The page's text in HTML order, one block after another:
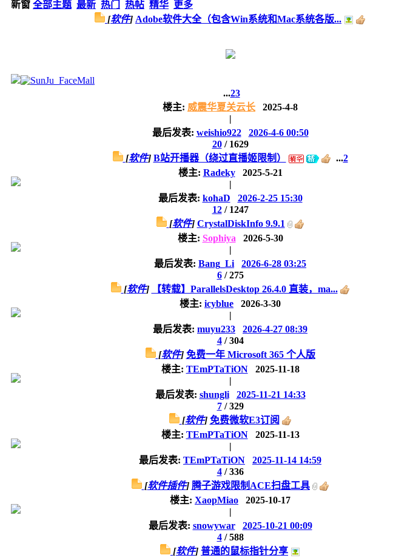
新窗 全部主题 最新 热门 热帖 精华 更多
[软件] Adobe软件大全（包含Win系统和Mac系统各版...
...23
楼主: 威震华夏关云长
2025-4-8
|
最后发表: weishio922
2026-4-6 00:50
20/ 1629
[软件] B站开播器（绕过直播姬限制） ...2
楼主: Radeky
2025-5-21
|
最后发表: kohaD
2026-2-25 15:30
12/ 1247
[软件] CrystalDiskInfo 9.9.1
楼主: Sophiya
2026-5-30
|
最后发表: Bang_Li
2026-6-28 03:25
6/275
[软件]
【转载】ParallelsDesktop 26.4.0 直装，ma...
楼主: icyblue
2026-3-30
|
最后发表: muyu233
2026-4-27 08:39
4/304
[软件] 免费一年 Microsoft 365 个人版
楼主: TEmPTaTiON
2025-11-18
|
最后发表: shungli
2025-11-21 14:33
7/329
[软件] 免费微软E3订阅
楼主: TEmPTaTiON
2025-11-13
|
最后发表: TEmPTaTiON
2025-11-14 14:59
4/336
[软件插件] 腾子游戏限制ACE扫盘工具
楼主: XaopMiao
2025-10-17
|
最后发表: snowywar
2025-10-21 00:09
4/588
[软件] 普通的鼠标指针分享